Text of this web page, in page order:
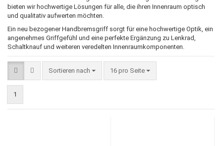
bieten wir hochwertige Lösungen für alle, die ihren Innenraum optisch
und qualitativ aufwerten möchten.
Ein neu bezogener Handbremsgriff sorgt für eine hochwertige Optik, ein
angenehmes Griffgefühl und eine perfekte Ergänzung zu Lenkrad,
Schaltknauf und weiteren veredelten Innenraumkomponenten.
Sortieren nach
Sortieren nach 16 pro Seite
pro Seite
1